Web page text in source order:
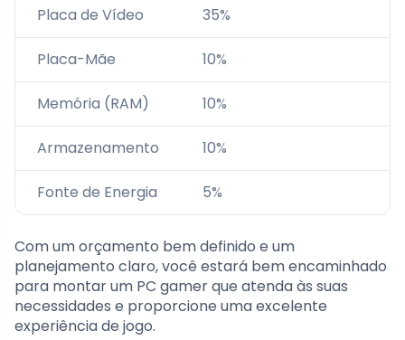
Placa de Vídeo 35%
Placa-Mãe 10%
Memória (RAM) 10%
Armazenamento 10%
Fonte de Energia 5%
Com um orçamento bem definido e um
planejamento claro, você estará bem encaminhado
para montar um PC gamer que atenda às suas
necessidades e proporcione uma excelente
experiência de jogo.